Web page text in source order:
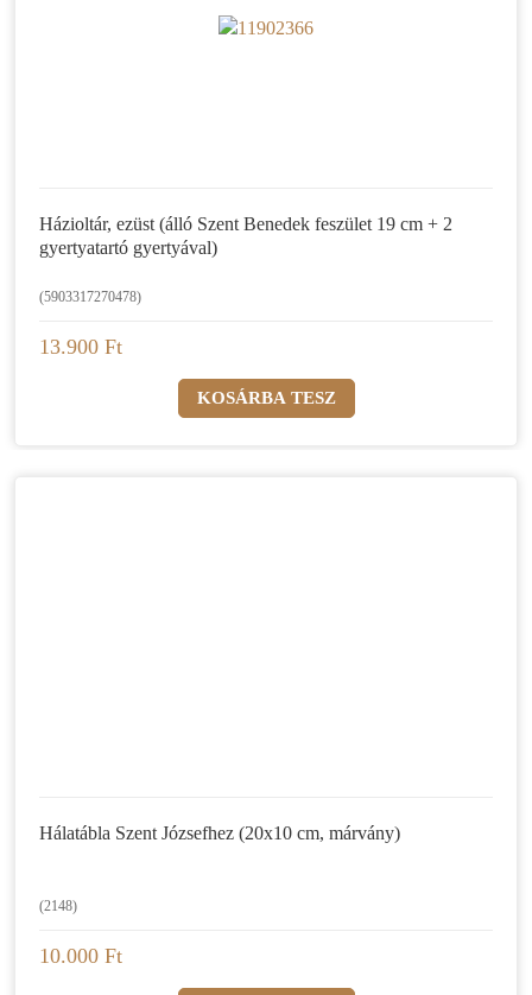
Házioltár, ezüst (álló Szent Benedek feszület 19 cm + 2
gyertyatartó gyertyával)
(5903317270478)
13.900 Ft
Hálatábla Szent Józsefhez (20x10 cm, márvány)
(2148)
10.000 Ft